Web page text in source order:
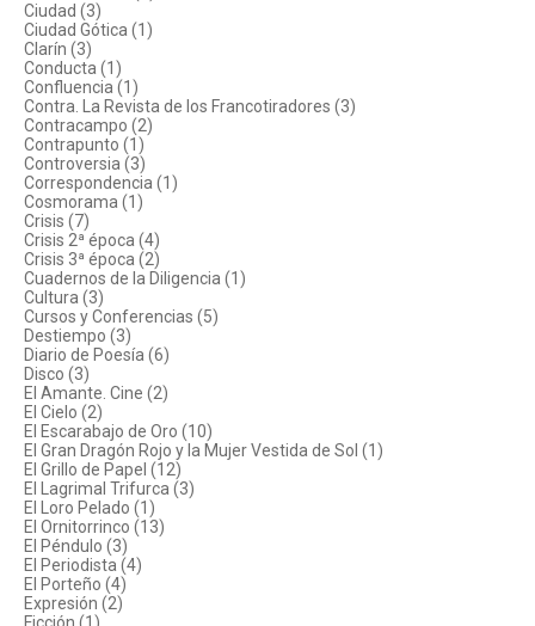
Ciudad (3)
Ciudad Gótica (1)
Clarín (3)
Conducta (1)
Confluencia (1)
Contra. La Revista de los Francotiradores (3)
Contracampo (2)
Contrapunto (1)
Controversia (3)
Correspondencia (1)
Cosmorama (1)
Crisis (7)
Crisis 2ª época (4)
Crisis 3ª época (2)
Cuadernos de la Diligencia (1)
Cultura (3)
Cursos y Conferencias (5)
Destiempo (3)
Diario de Poesía (6)
Disco (3)
El Amante. Cine (2)
El Cielo (2)
El Escarabajo de Oro (10)
El Gran Dragón Rojo y la Mujer Vestida de Sol (1)
El Grillo de Papel (12)
El Lagrimal Trifurca (3)
El Loro Pelado (1)
El Ornitorrinco (13)
El Péndulo (3)
El Periodista (4)
El Porteño (4)
Expresión (2)